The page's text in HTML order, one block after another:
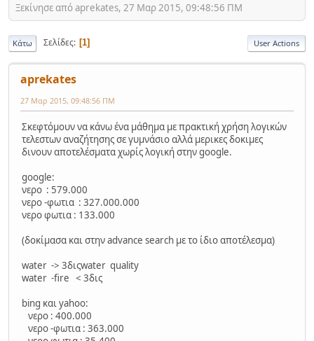
Ξεκίνησε από aprekates, 27 Μαρ 2015, 09:48:56 ΠΜ
Κάτω Σελίδες 1 User Actions
aprekates
27 Μαρ 2015, 09:48:56 ΠΜ
Σκεφτόμουν να κάνω ένα μάθημα με πρακτική χρήση λογικών
τελεστων αναζήτησης σε γυμνάσιο αλλά μερικες δοκιμες
δινουν αποτελέσματα χωρίς λογική στην google.
google:
νερο : 579.000
νερο -φωτια : 327.000.000
νερο φωτια : 133.000
(δοκίμασα και στην advance search με το ίδιο αποτέλεσμα)
water -> 3διςwater quality
water -fire < 3δις
bing και yahoo:
νερο : 400.000
νερο -φωτια : 363.000